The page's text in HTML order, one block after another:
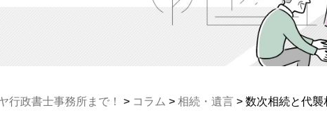
行政書士事務所まで！ > コラム > 相続・遺言 > 数次相続と代襲